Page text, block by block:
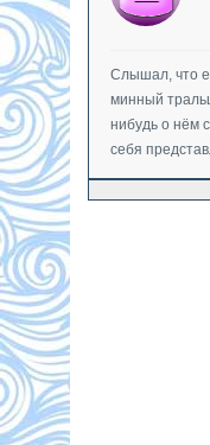
Слышал, что
минный
нибудь о нём
себя